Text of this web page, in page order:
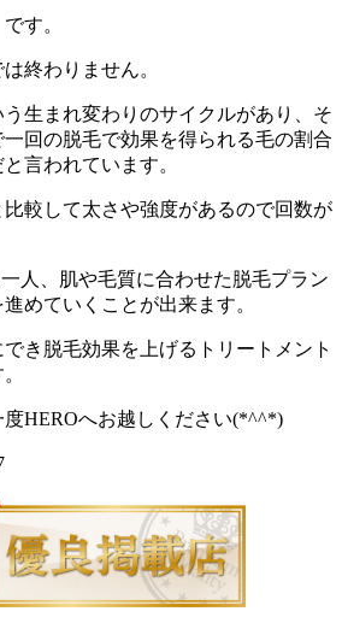
す。
終わりません。
生まれ変わりのサイクルがあり、そ
回の脱毛で効果を得られる毛の割合
言われています。
較して太さや強度があるので回数が
人、肌や毛質に合わせた脱毛プラン
めていくことが出来ます。
き脱毛効果を上げるトリートメント
HEROへお越しください(*^^*)